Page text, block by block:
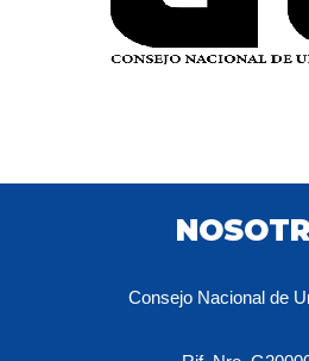
Consejo Nacional de